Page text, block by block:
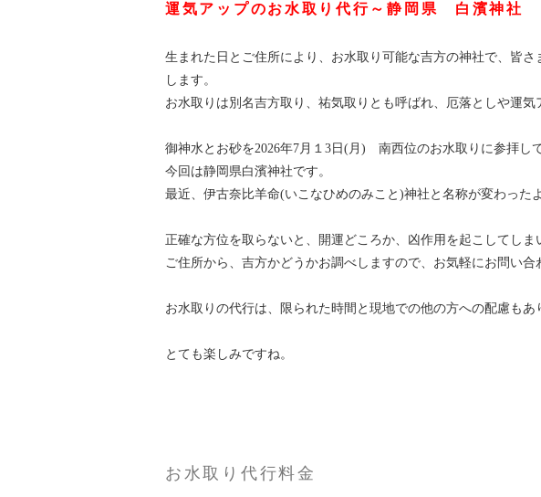
運気アップのお水取り代行～静岡県 白濱神社
生まれた日とご住所により、お水取り可能な吉方の神社で、皆
します。
お水取りは別名吉方取り、祐気取りとも呼ばれ、厄落としや運気
御神水とお砂を2026年7月１3日(月) 南西位のお水取りに参拝し
今回は静岡県白濱神社です。
最近、伊古奈比羊命(いこなひめのみこと)神社と名称が変わった
正確な方位を取らないと、開運どころか、凶作用を起こしてしま
ご住所から、吉方かどうかお調べしますので、お気軽にお問い合
お水取りの代行は、限られた時間と現地での他の方への配慮もあ
とても楽しみですね。
お水取り代行料金